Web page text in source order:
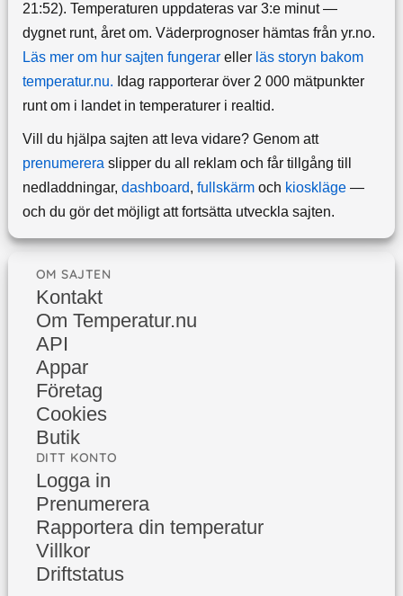
21:52). Temperaturen uppdateras var 3:e minut —
dygnet runt, året om. Väderprognoser hämtas från yr.no.
Läs mer om hur sajten fungerareller läs storyn bakom
temperatur.nu. Idag rapporterar över 2 000 mätpunkter
runt om i landet in temperaturer i realtid.
Vill du hjälpa sajten att leva vidare? Genom att
prenumereraslipper du all reklam och får tillgång till
nedladdningar, dashboard, fullskärmoch kioskläge—
och du gör det möjligt att fortsätta utveckla sajten.
OM SAJTEN
Kontakt
Om Temperatur.nu
API
Appar
Företag
Cookies
Butik
DITT KONTO
Logga in
Prenumerera
Rapportera din temperatur
Villkor
Driftstatus